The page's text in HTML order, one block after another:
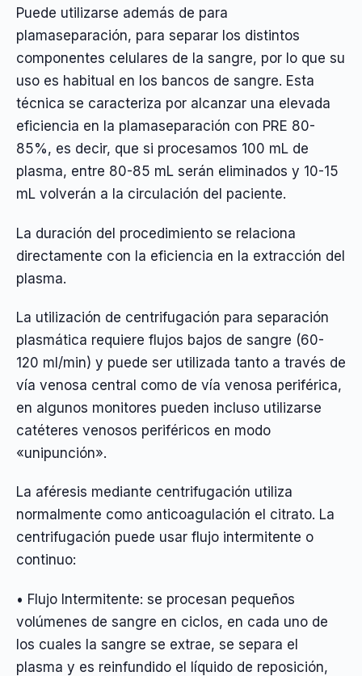
Puede utilizarse además de para
plamaseparación, para separar los distintos
componentes celulares de la sangre, por lo que su
uso es habitual en los bancos de sangre. Esta
técnica se caracteriza por alcanzar una elevada
eficiencia en la plamaseparación con PRE 80-
85%, es decir, que si procesamos 100 mL de
plasma, entre 80-85 mL serán eliminados y 10-15
mL volverán a la circulación del paciente.
La duración del procedimiento se relaciona
directamente con la eficiencia en la extracción del
plasma.
La utilización de centrifugación para separación
plasmática requiere flujos bajos de sangre (60-
120 ml/min) y puede ser utilizada tanto a través de
vía venosa central como de vía venosa periférica,
en algunos monitores pueden incluso utilizarse
catéteres venosos periféricos en modo
«unipunción».
La aféresis mediante centrifugación utiliza
normalmente como anticoagulación el citrato. La
centrifugación puede usar flujo intermitente o
continuo:
• Flujo Intermitente: se procesan pequeños
volúmenes de sangre en ciclos, en cada uno de
los cuales la sangre se extrae, se separa el
plasma y es reinfundido el líquido de reposición,